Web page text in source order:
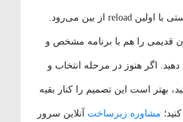
نکنید، وگرنه تغییرات دستی با اولین reload از بین می‌رود.
قدیمی را هم با برنامه مشخص و
دهید. اگر هنوز در مرحله انتخاب و
بهتر است این تصمیم را کنار بقیه
مشاوره زیرساخت آنلاین سرور